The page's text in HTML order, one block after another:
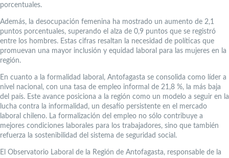
porcentuales.
Además, la desocupación femenina ha mostrado un aumento de 2,1
puntos porcentuales, superando el alza de 0,9 puntos que se registró
entre los hombres. Estas cifras resaltan la necesidad de políticas que
promuevan una mayor inclusión y equidad laboral para las mujeres en la
región.
En cuanto a la formalidad laboral, Antofagasta se consolida como líder a
nivel nacional, con una tasa de empleo informal de 21,8 %, la más baja
del país. Este avance posiciona a la región como un modelo a seguir en la
lucha contra la informalidad, un desafío persistente en el mercado
laboral chileno. La formalización del empleo no sólo contribuye a
mejores condiciones laborales para los trabajadores, sino que también
refuerza la sostenibilidad del sistema de seguridad social.
El Observatorio Laboral de la Región de Antofagasta, responsable de la